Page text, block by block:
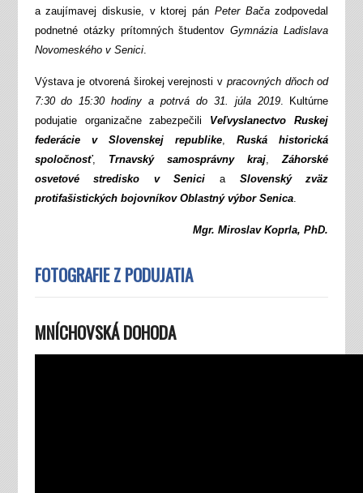
a zaujímavej diskusie, v ktorej pán Peter Bačazodpovedal
podnetné otázky prítomných študentovGymnázia Ladislava
Novomeského v Senici.
Výstava je otvorená širokej verejnosti v pracovných dňoch od
7:30 do 15:30 hodiny a potrvá do 31. júla 2019. Kultúrne
podujatie organizačne zabezpečili Veľvyslanectvo Ruskej
federácie v Slovenskej republike,Ruská historická
spoločnosť, Trnavský samosprávny kraj,Záhorské
osvetové stredisko v Senici a Slovenský zväz
protifašistických bojovníkov Oblastný výbor Senica.
Mgr. Miroslav Koprla, PhD.
FOTOGRAFIE Z PODUJATIA
MNÍCHOVSKÁ DOHODA